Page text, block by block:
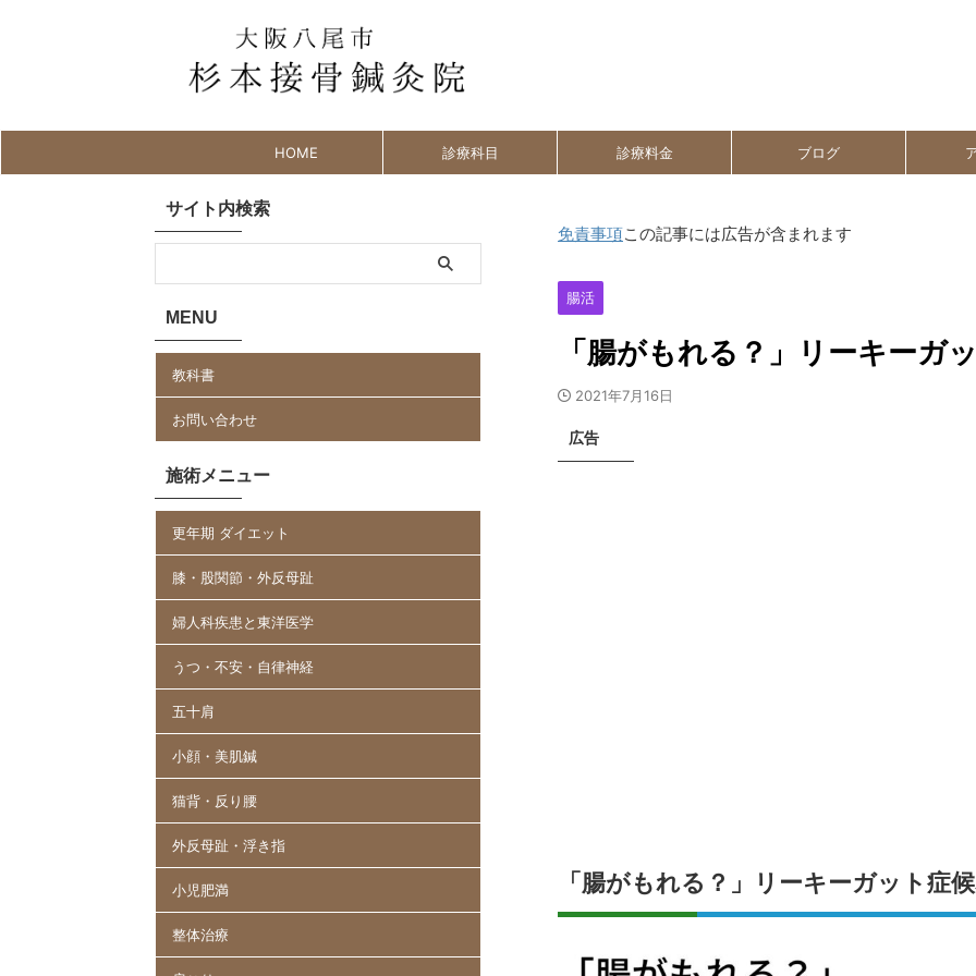
HOME 診療科目 診療料金 ブログ
免責事項この記事には広告が含まれます
腸活
「腸がもれる？」リーキーガ
2021年7月16日
広告
「腸がもれる？」リーキーガット症
サイト内検索
MENU
教科書
お問い合わせ
施術メニュー
更年期 ダイエット
膝・股関節・外反母趾
婦人科疾患と東洋医学
うつ・不安・自律神経
五十肩
小顔・美肌鍼
猫背・反り腰
外反母趾・浮き指
小児肥満
整体治療